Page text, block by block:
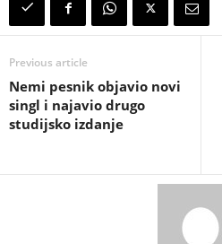
Previous article
Nemi pesnik objavio novi
singl i najavio drugo
studijsko izdanje